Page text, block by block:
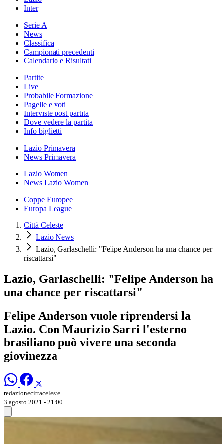
Inter
Serie A
News
Classifica
Campionati precedenti
Calendario e Risultati
Partite
Live
Probabile Formazione
Pagelle e voti
Interviste post partita
Dove vedere la partita
Info biglietti
Lazio Primavera
News Primavera
Lazio Women
News Lazio Women
Coppe Europee
Europa League
Città Celeste
Lazio News
Lazio, Garlaschelli: "Felipe Anderson ha una chance per
riscattarsi"
Lazio, Garlaschelli: "Felipe Anderson ha
una chance per riscattarsi"
Felipe Anderson vuole riprendersi la
Lazio. Con Maurizio Sarri l'esterno
brasiliano può vivere una seconda
giovinezza
redazionecittaceleste
3 agosto 2021 - 21:00